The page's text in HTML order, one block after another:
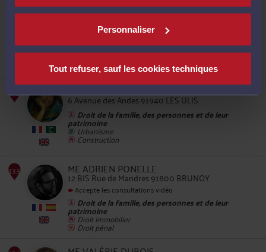
Personnaliser
Tout refuser, sauf les cookies techniques
129
131
ME HIND BELFEROUM
5 Boulevard de l'Europe 91000 EVRY
COURCOURONNES
Droit de la famille, des personnes et de leur
patrimoine
Droit de la santé
Droit du dommage corporel
ME DOMINIQUE DEBUT
6 Avenue des Andes 91940 LES ULIS
Droit de la famille, des personnes et de leur
patrimoine
Urbanisme
Construction
ME ADRIEN PONELLE
12 BIS Rue de Mandres 91800 BRUNOY
Accepte les consultations vidéo
Droit de la famille, des personnes et de leur
patrimoine
Droit immobilier
Droit pénal